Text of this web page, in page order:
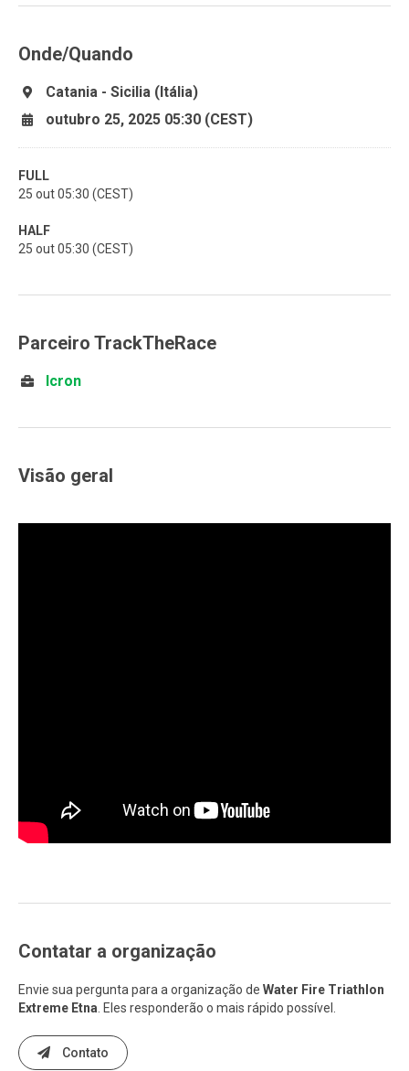
Onde/Quando
Catania - Sicilia (Itália)
outubro 25, 2025 05:30 (CEST)
FULL
25 out 05:30 (CEST)
HALF
25 out 05:30 (CEST)
Parceiro TrackTheRace
Icron
Visão geral
Contatar a organização
Envie sua pergunta para a organização de Water Fire Triathlon
Extreme Etna . Eles responderão o mais rápido possível.
Contato